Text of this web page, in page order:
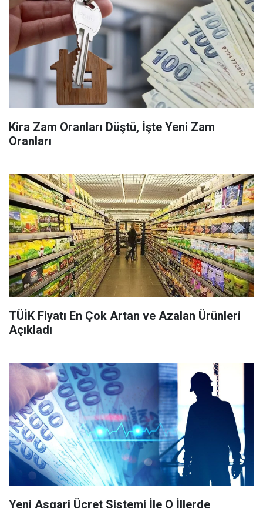
Kira Zam Oranları Düştü, İşte Yeni Zam
Oranları
TÜİK Fiyatı En Çok Artan ve Azalan Ürünleri
Açıkladı
Yeni Asgari Ücret Sistemi İle O İllerde